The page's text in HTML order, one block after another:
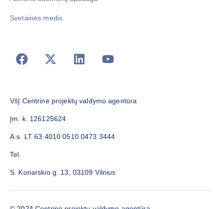
Svetainės medis
VšĮ Centrinė projektų valdymo agentūra
Įm. k. 126125624
A.s. LT 63 4010 0510 0473 3444
Tel.
S. Konarskio g. 13, 03109 Vilnius